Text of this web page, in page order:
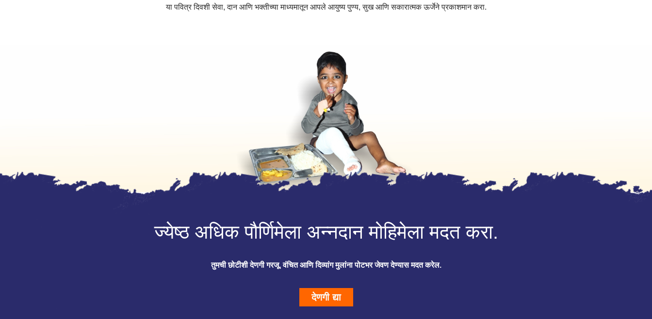
या पवित्र दिवशी सेवा, दान आणि भक्तीच्या माध्यमातून आपले आयुष्य पुण्य, सुख आणि सकारात्मक ऊर्जेने प्रकाशमान करा.
ज्येष्ठ अधिक पौर्णिमेला अन्नदान मोहिमेला मदत करा.
तुमची छोटीशी देणगी गरजू, वंचित आणि दिव्यांग मुलांना पोटभर जेवण देण्यास मदत करेल.
देणगी द्या